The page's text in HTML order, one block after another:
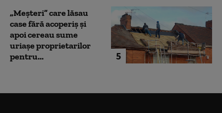
5
„Meșteri” care lăsau
case fără acoperiș și
apoi cereau sume
uriașe proprietarilor
pentru...